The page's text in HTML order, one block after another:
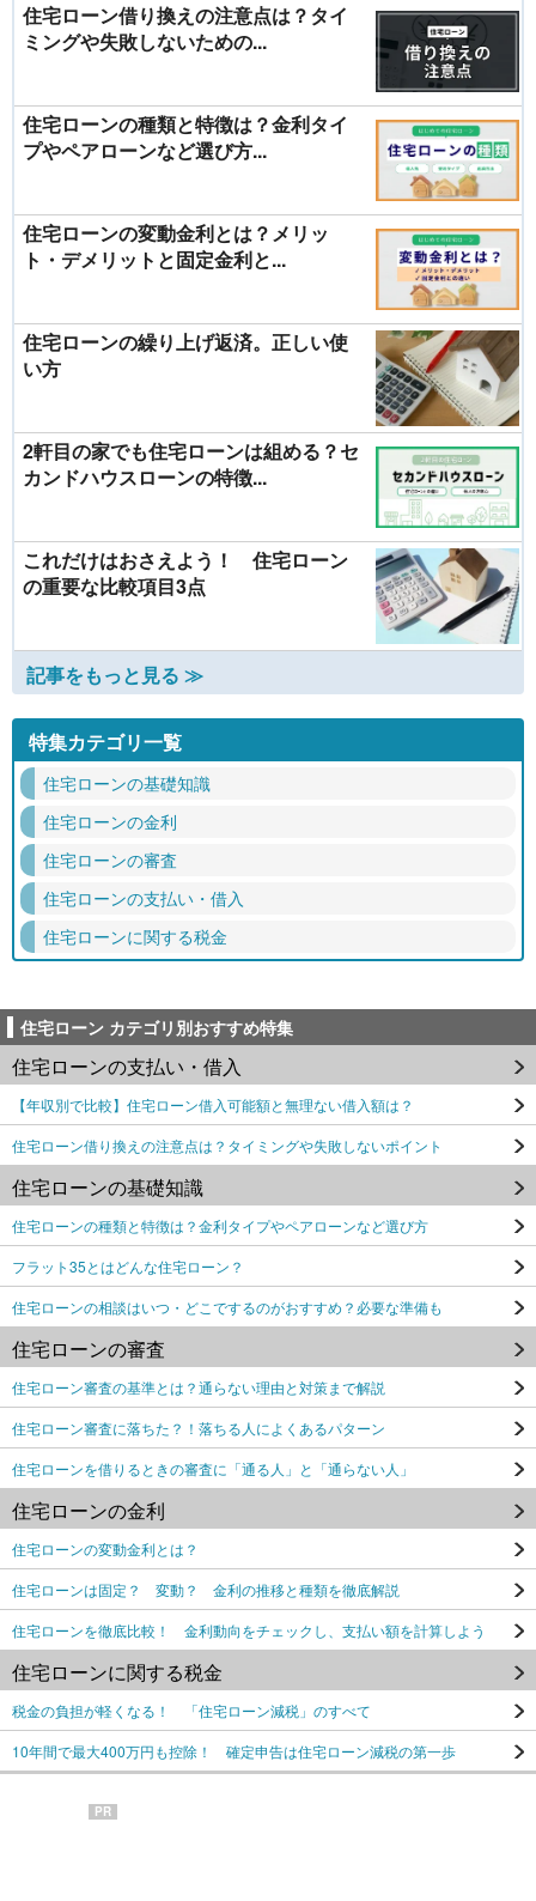
住宅ローン借り換えの注意点は？タイ
ミングや失敗しないための...
住宅ローンの種類と特徴は？金利タイ
プやペアローンなど選び方...
住宅ローンの変動金利とは？メリッ
ト・デメリットと固定金利と...
住宅ローンの繰り上げ返済。正しい使
い方
2軒目の家でも住宅ローンは組める？セ
カンドハウスローンの特徴...
これだけはおさえよう！ 住宅ローン
の重要な比較項目3点
記事をもっと見る ≫
特集カテゴリ一覧
住宅ローンの基礎知識
住宅ローンの金利
住宅ローンの審査
住宅ローンの支払い・借入
住宅ローンに関する税金
住宅ローン カテゴリ別おすすめ特集
住宅ローンの支払い・借入
【年収別で比較】住宅ローン借入可能額と無理ない借入額は？
住宅ローン借り換えの注意点は？タイミングや失敗しないポイント
住宅ローンの基礎知識
住宅ローンの種類と特徴は？金利タイプやペアローンなど選び方
フラット35とはどんな住宅ローン？
住宅ローンの相談はいつ・どこでするのがおすすめ？必要な準備も
住宅ローンの審査
住宅ローン審査の基準とは？通らない理由と対策まで解説
住宅ローン審査に落ちた？！落ちる人によくあるパターン
住宅ローンを借りるときの審査に「通る人」と「通らない人」
住宅ローンの金利
住宅ローンの変動金利とは？
住宅ローンは固定？ 変動？ 金利の推移と種類を徹底解説
住宅ローンを徹底比較！ 金利動向をチェックし、支払い額を計算しよう
住宅ローンに関する税金
税金の負担が軽くなる！ 「住宅ローン減税」のすべて
10年間で最大400万円も控除！ 確定申告は住宅ローン減税の第一歩
PR